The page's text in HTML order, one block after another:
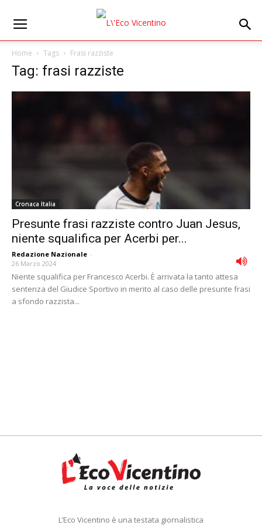
Home Tags Frasi razziste
Tag: frasi razziste
Cronaca Italia
Presunte frasi razziste contro Juan Jesus,
niente squalifica per Acerbi per...
Redazione Nazionale -
26 Marzo 2024
Niente squalifica per Francesco Acerbi. È arrivata la tanto attesa
sentenza del Giudice Sportivo in merito al caso delle presunte frasi
a sfondo razzista...
L’Eco Vicentino è una testata giornalistica